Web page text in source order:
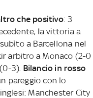
che positivo: 3
la vittoria a
a Barcellona nel
arbitro a Monaco (2-0
3). Bilancio in rosso
pareggio con lo
Manchester City